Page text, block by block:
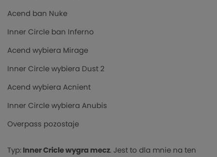
Acend ban Nuke
Inner Circle ban Inferno
Acend wybiera Mirage
Inner Circle wybiera Dust 2
Acend wybiera Acnient
Inner Circle wybiera Anubis
Overpass pozostaje
Typ: Inner Cricle wygra mecz. Jest to dla mnie na ten